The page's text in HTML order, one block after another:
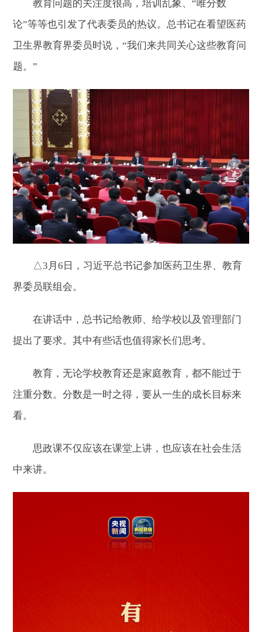
教育问题的关注度很高，培训乱象、“唯分数
论”等等也引发了代表委员的热议。总书记在看望医药
卫生界教育界委员时说，“我们来共同关心这些教育问
题。”
△3月6日，习近平总书记参加医药卫生界、教育
界委员联组会。
在讲话中，总书记给教师、给学校以及管理部门
提出了要求。其中有些话也值得家长们思考。
教育，无论学校教育还是家庭教育，都不能过于
注重分数。分数是一时之得，要从一生的成长目标来
看。
思政课不仅应该在课堂上讲，也应该在社会生活
中来讲。